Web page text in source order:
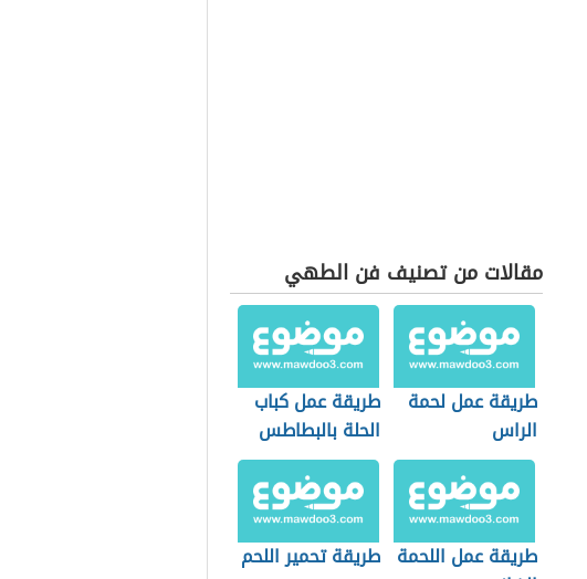
مقالات من تصنيف فن الطهي
طريقة عمل لحمة
الراس
طريقة عمل كباب
الحلة بالبطاطس
طريقة عمل اللحمة طريقة تحمير اللحم